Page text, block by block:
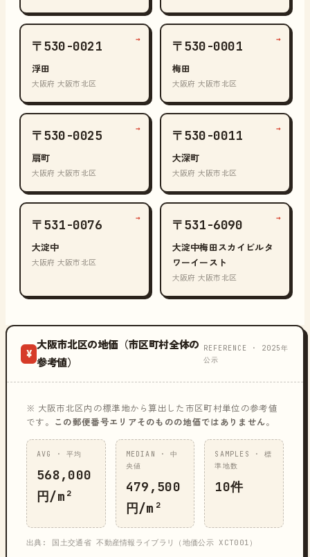
〒530-0021
浮田
大阪府 大阪市北区
→ 〒530-0001
梅田
大阪府 大阪市北区
→
〒530-0025
扇町
大阪府 大阪市北区
→ 〒530-0011
大深町
大阪府 大阪市北区
→
〒531-0076
大淀中
大阪府 大阪市北区
→ 〒531-6090
大淀中梅田スカイビルタ
ワーイースト
大阪府 大阪市北区
→
¥
大阪市北区の地価（市区町村全体の
参考値）
REFERENCE · 2025年
公示
※ 大阪市北区内の標準地から算出した市区町村単位の参考値
です。
この郵便番号エリアそのものの地価ではありません。
AVG · 平均
568,000
円/m²
MEDIAN · 中
央値
479,500
円/m²
SAMPLES · 標
準地数
10件
出典: 国土交通省 不動産情報ライブラリ（地価公示 XCT001）